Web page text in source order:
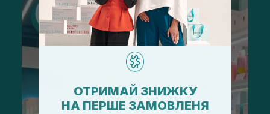
ОТРИМАЙ ЗНИЖКУ
НА ПЕРШЕ ЗАМОВЛЕНЯ